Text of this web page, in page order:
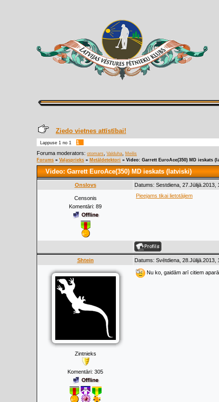
Ziedo vietnes attīstībai!
Lappuse 1 no 1
1
Foruma moderators: otomars Valduha
Meilis
Forums » Vaļasprieks » Metāldetektori » Video: Garrett EuroAce(350) MD ieskats
Video: Garrett EuroAce(350) MD ieskats (latviski)
Onslovs Datums: Sestdiena,
Censonis
Komentāri: 89
Pieejams tikai lietotājiem
Shtein Datums: Svētdiena,
Zintnieks
Komentāri: 305
Nu ko, gaidām arī citiem